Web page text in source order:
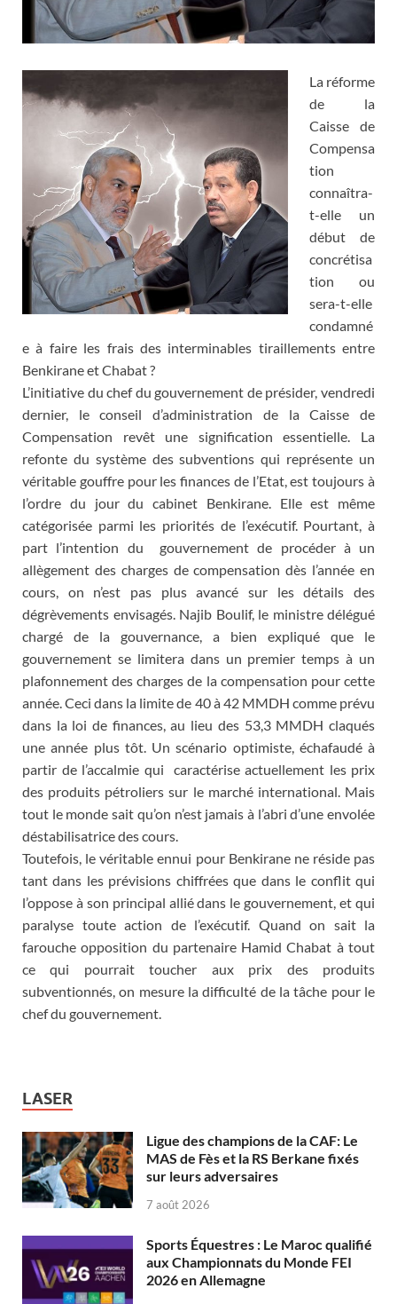
La réforme
de la
Caisse de
Compensa
tion
connaîtra-
t-elle un
début de
concrétisa
tion ou
sera-t-elle
condamné
e à faire les frais des interminables tiraillements entre
Benkirane et Chabat ?
L’initiative du chef du gouvernement de présider, vendredi
dernier, le conseil d’administration de la Caisse de
Compensation revêt une signification essentielle. La
refonte du système des subventions qui représente un
véritable gouffre pour les finances de l’Etat, est toujours à
l’ordre du jour du cabinet Benkirane. Elle est même
catégorisée parmi les priorités de l’exécutif. Pourtant, à
part l’intention du gouvernement de procéder à un
allègement des charges de compensation dès l’année en
cours, on n’est pas plus avancé sur les détails des
dégrèvements envisagés. Najib Boulif, le ministre délégué
chargé de la gouvernance, a bien expliqué que le
gouvernement se limitera dans un premier temps à un
plafonnement des charges de la compensation pour cette
année. Ceci dans la limite de 40 à 42 MMDH comme prévu
dans la loi de finances, au lieu des 53,3 MMDH claqués
une année plus tôt. Un scénario optimiste, échafaudé à
partir de l’accalmie qui caractérise actuellement les prix
des produits pétroliers sur le marché international. Mais
tout le monde sait qu’on n’est jamais à l’abri d’une envolée
déstabilisatrice des cours.
Toutefois, le véritable ennui pour Benkirane ne réside pas
tant dans les prévisions chiffrées que dans le conflit qui
l’oppose à son principal allié dans le gouvernement, et qui
paralyse toute action de l’exécutif. Quand on sait la
farouche opposition du partenaire Hamid Chabat à tout
ce qui pourrait toucher aux prix des produits
subventionnés, on mesure la difficulté de la tâche pour le
chef du gouvernement.
LASER
Ligue des champions de la CAF: Le
MAS de Fès et la RS Berkane fixés
sur leurs adversaires
7 août 2026
Sports Équestres : Le Maroc qualifié
aux Championnats du Monde FEI
2026 en Allemagne